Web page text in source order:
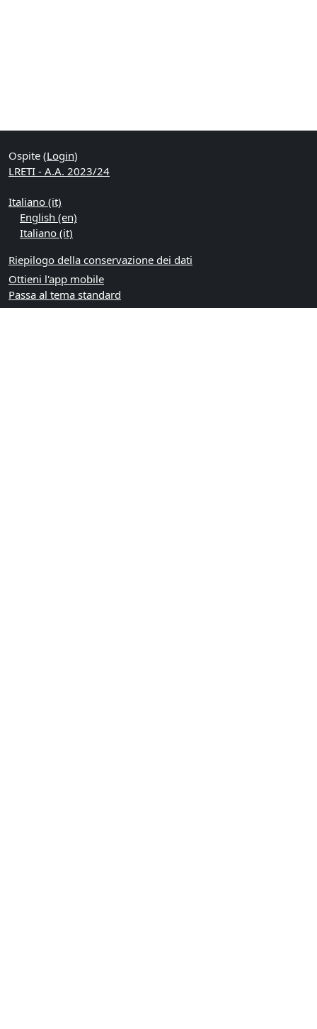
Ospite (Login)
LRETI - A.A. 2023/24
Italiano ‎(it)‎
English ‎(en)‎
Italiano ‎(it)‎
Riepilogo della conservazione dei dati
Ottieni l'app mobile
Passa al tema standard